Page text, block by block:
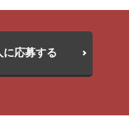
に応募する